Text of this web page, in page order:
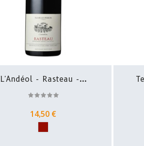
L'Andéol - Rasteau -...
14,50 €